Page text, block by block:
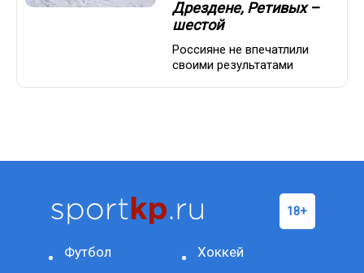
Дрездене, Ретивых –
шестой
Россияне не впечатлили
своими результатами
Футбол Хоккей